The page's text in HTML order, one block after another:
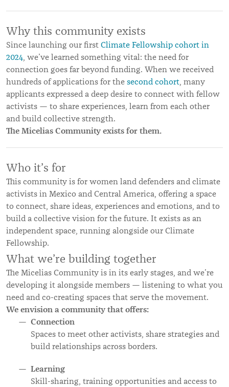
Why this community exists
Since launching our first Climate Fellowship cohort in
2024, we’ve learned something vital: the need for
connection goes far beyond funding. When we received
hundreds of applications for the second cohort, many
applicants expressed a deep desire to connect with fellow
activists — to share experiences, learn from each other
and build collective strength.
The Micelias Community exists for them.
Who it’s for
This community is for women land defenders and climate
activists in Mexico and Central America, offering a space
to connect, share ideas, experiences and emotions, and to
build a collective vision for the future. It exists as an
independent space, running alongside our Climate
Fellowship.
What we’re building together
The Micelias Community is in its early stages, and we’re
developing it alongside members — listening to what you
need and co-creating spaces that serve the movement.
We envision a community that offers:
Connection
Spaces to meet other activists, share strategies and
build relationships across borders.
Learning
Skill-sharing, training opportunities and access to